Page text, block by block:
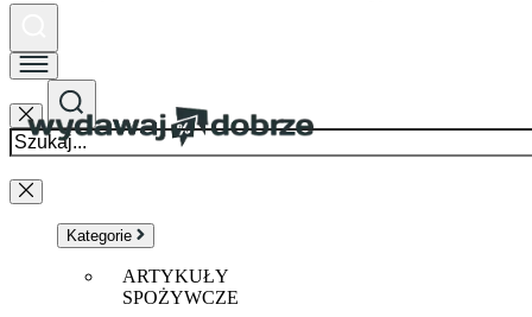
Kategorie
ARTYKUŁY
SPOŻYWCZE